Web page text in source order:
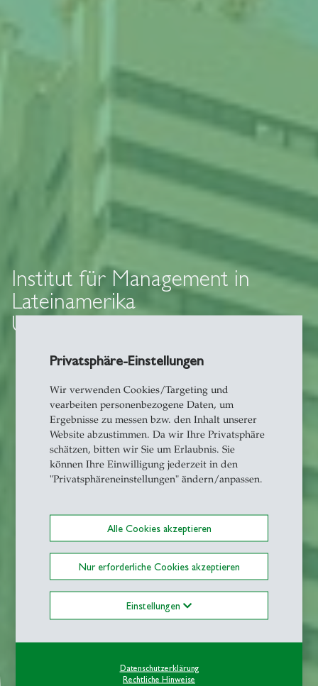
Privatsphäre-Einstellungen
Wir verwenden Cookies/Targeting und
vearbeiten personenbezogene Daten, um
Ergebnisse zu messen bzw. den Inhalt unserer
Website abzustimmen. Da wir Ihre Privatsphäre
schätzen, bitten wir Sie um Erlaubnis. Sie
können Ihre Einwilligung jederzeit in den
"Privatsphäreneinstellungen" ändern/anpassen.
Alle Cookies akzeptieren
Nur erforderliche Cookies akzeptieren
Einstellungen
Datenschutzerklärung
Rechtliche Hinweise
Institut für Management in
Lateinamerika
Universität St Gallen